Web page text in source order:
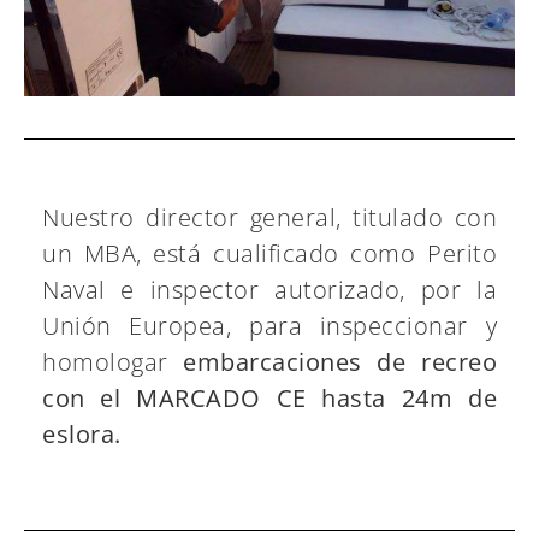
Nuestro director general, titulado con
un MBA, está cualificado como Perito
Naval e inspector autorizado, por la
Unión Europea, para inspeccionar y
homologar embarcaciones de recreo
con el MARCADO CE hasta 24m de
eslora.